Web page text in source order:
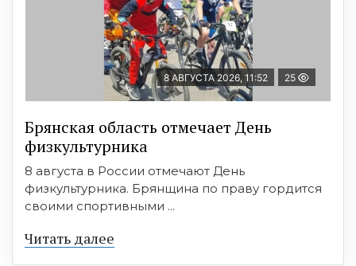
8 АВГУСТА 2026, 11:52 25
Брянская область отмечает День
физкультурника
8 августа в России отмечают День
физкультурника. Брянщина по праву гордится
своими спортивными ...
Читать далее